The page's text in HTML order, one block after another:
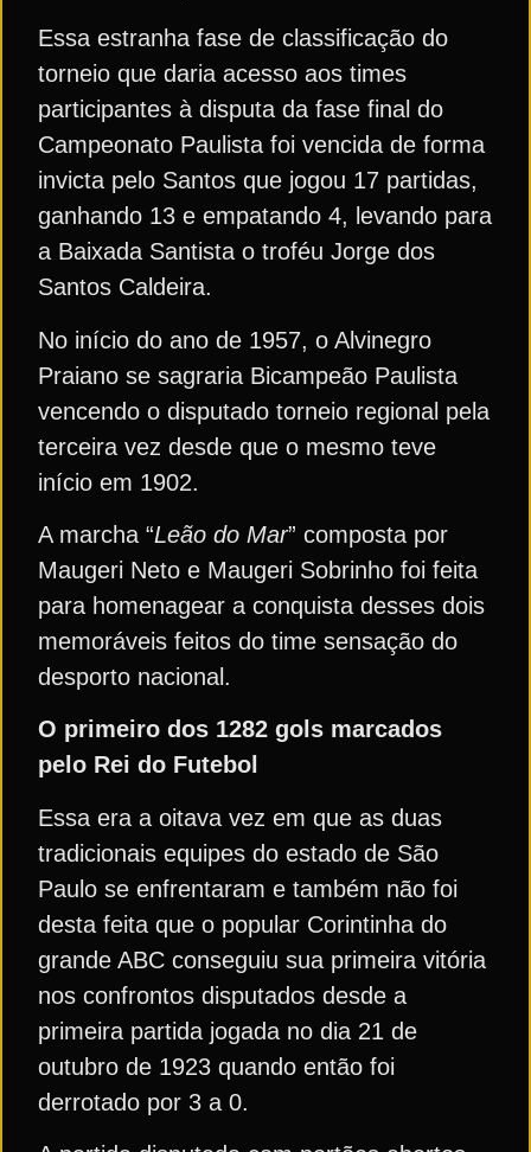
Essa estranha fase de classificação do
torneio que daria acesso aos times
participantes à disputa da fase final do
Campeonato Paulista foi vencida de forma
invicta pelo Santos que jogou 17 partidas,
ganhando 13 e empatando 4, levando para
a Baixada Santista o troféu Jorge dos
Santos Caldeira.
No início do ano de 1957, o Alvinegro
Praiano se sagraria Bicampeão Paulista
vencendo o disputado torneio regional pela
terceira vez desde que o mesmo teve
início em 1902.
A marcha “Leão do Mar” composta por
Maugeri Neto e Maugeri Sobrinho foi feita
para homenagear a conquista desses dois
memoráveis feitos do time sensação do
desporto nacional.
O primeiro dos 1282 gols marcados
pelo Rei do Futebol
Essa era a oitava vez em que as duas
tradicionais equipes do estado de São
Paulo se enfrentaram e também não foi
desta feita que o popular Corintinha do
grande ABC conseguiu sua primeira vitória
nos confrontos disputados desde a
primeira partida jogada no dia 21 de
outubro de 1923 quando então foi
derrotado por 3 a 0.